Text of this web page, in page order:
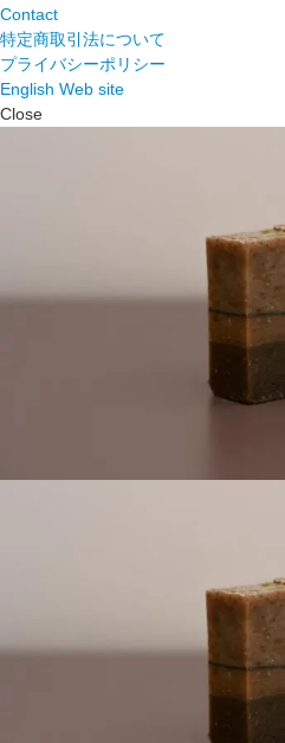
Contact
特定商取引法について
プライバシーポリシー
English Web site
Close